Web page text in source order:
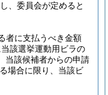
、委員会が定めると
者に支払うべき金額
当該選挙運動用ビラの
当該候補者からの申請
場合に限り、当該ビ